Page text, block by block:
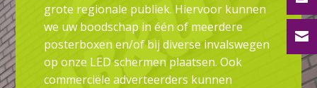
grote regionale publiek. Hiervoor kunnen
we uw boodschap in één of meerdere
posterboxen en/of bij diverse invalswegen
op onze LED schermen plaatsen. Ook
commerciële adverteerders kunnen